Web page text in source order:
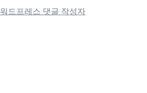
워드프레스 댓글 작성자